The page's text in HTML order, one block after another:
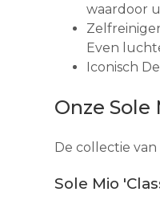
waardoor
Even
Iconisch
Onze
De collectie
Sole Mio